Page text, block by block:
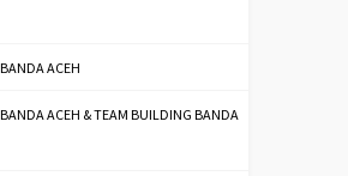
ACEH
ACEH & TEAM BUILDING BANDA